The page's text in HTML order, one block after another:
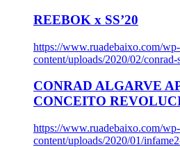
REEBOK x SS’20
https://www.ruadebaixo.com/wp-
content/uploads/2020/02/
CONRAD ALGARVE
CONCEITO
https://www.ruadebaixo.com/wp-
content/uploads/2020/01/